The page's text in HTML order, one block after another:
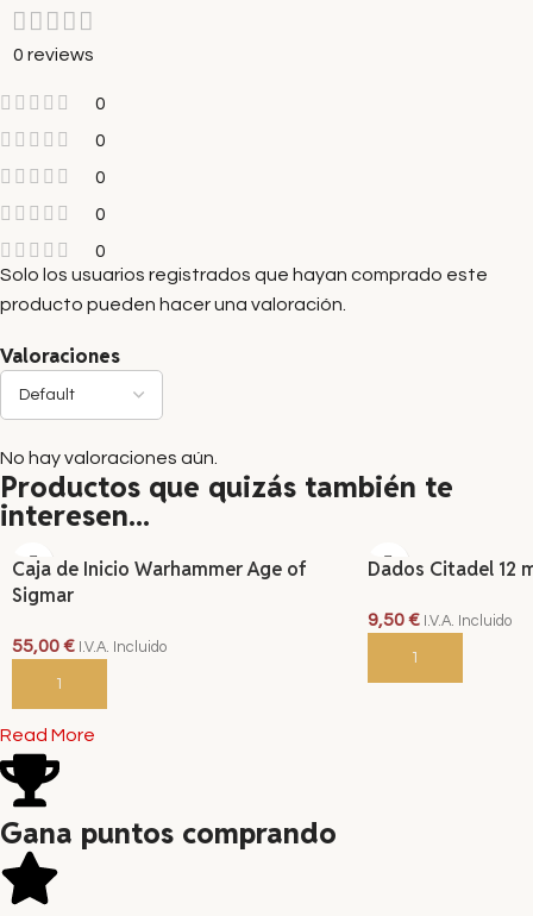
0 reviews
0
0
0
0
0
Valoraciones
No hay valoraciones aún.
Solo los usuarios registrados que hayan comprado este
producto pueden hacer una valoración.
Productos que quizás también te
interesen...
Caja de Inicio Warhammer Age of
Sigmar
55,00€ I.V.A. Incluido
AÑADIR AL CARRITO
Dados Citadel 12
9,50€ I.V.A. Incluido
AÑADIR AL CARRITO
Read More
Gana puntos comprando